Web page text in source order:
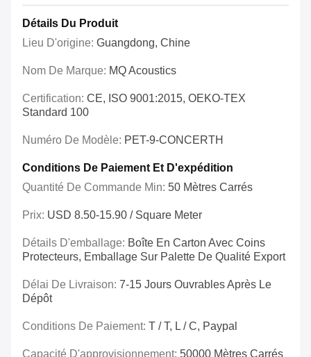
Détails Du Produit
Lieu D'origine: Guangdong, Chine
Nom De Marque: MQ Acoustics
Certification: CE, ISO 9001:2015, OEKO-TEX
Standard 100
Numéro De Modèle: PET-9-CONCERTH
Conditions De Paiement Et D'expédition
Quantité De Commande Min: 50 Mètres Carrés
Prix: USD 8.50-15.90 / Square Meter
Détails D'emballage: Boîte En Carton Avec Coins
Protecteurs, Emballage Sur Palette De Qualité Export
Délai De Livraison: 7-15 Jours Ouvrables Après Le
Dépôt
Conditions De Paiement: T / T, L / C, Paypal
Capacité D'approvisionnement: 50000 Mètres Carrés